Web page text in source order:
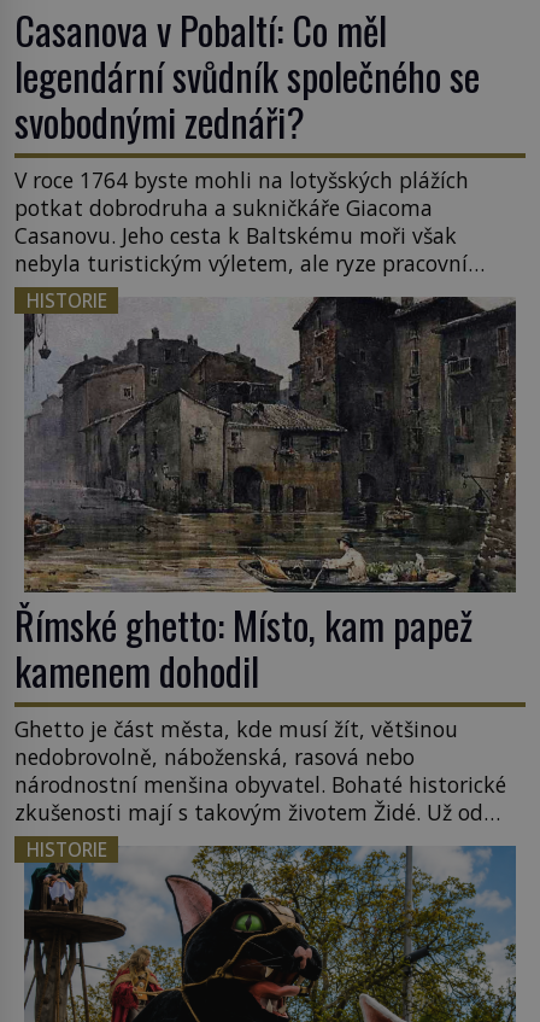
Casanova v Pobaltí: Co měl
legendární svůdník společného se
svobodnými zednáři?
V roce 1764 byste mohli na lotyšských plážích
potkat dobrodruha a sukničkáře Giacoma
Casanovu. Jeho cesta k Baltskému moři však
nebyla turistickým výletem, ale ryze pracovní
cestou se zištnými úmysly. Jaký cíl Casanova
sledoval, když se například procházel uličkami
lotyšské Rigy? Casanova v Pobaltí kontaktoval
tamní zednářské lóže. Nebyl v této oblasti žádným
nováčkem, protože do zednářské […]
HISTORIE
Římské ghetto: Místo, kam papež
kamenem dohodil
Ghetto je část města, kde musí žít, většinou
nedobrovolně, náboženská, rasová nebo
národnostní menšina obyvatel. Bohaté historické
zkušenosti mají s takovým životem Židé. Už od
středověku jsou totiž v každou chvíli nuceni v
nějakém žít. Mezi ty nejslavnější patří i římské
ghetto založené v roce 1555. Pokud jde o vztah
k Židům, nemá se Řím čím chlubit. […]
HISTORIE